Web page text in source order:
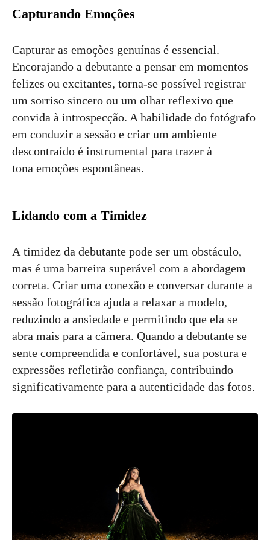
Capturando Emoções
Capturar as emoções genuínas é essencial.
Encorajando a debutante a pensar em momentos
felizes ou excitantes, torna-se possível registrar
um sorriso sincero ou um olhar reflexivo que
convida à introspecção. A habilidade do fotógrafo
em conduzir a sessão e criar um ambiente
descontraído é instrumental para trazer à
tona emoções espontâneas.
Lidando com a Timidez
A timidez da debutante pode ser um obstáculo,
mas é uma barreira superável com a abordagem
correta. Criar uma conexão e conversar durante a
sessão fotográfica ajuda a relaxar a modelo,
reduzindo a ansiedade e permitindo que ela se
abra mais para a câmera. Quando a debutante se
sente compreendida e confortável, sua postura e
expressões refletirão confiança, contribuindo
significativamente para a autenticidade das fotos.